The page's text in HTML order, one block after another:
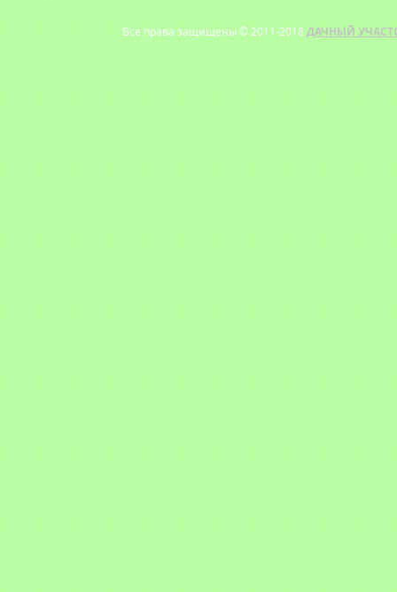
Все права защищены © 2011-2018 ДАЧНЫЙ